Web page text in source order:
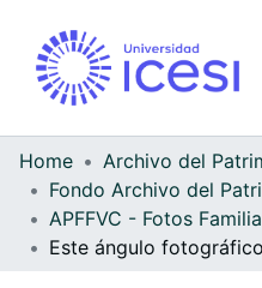
Home